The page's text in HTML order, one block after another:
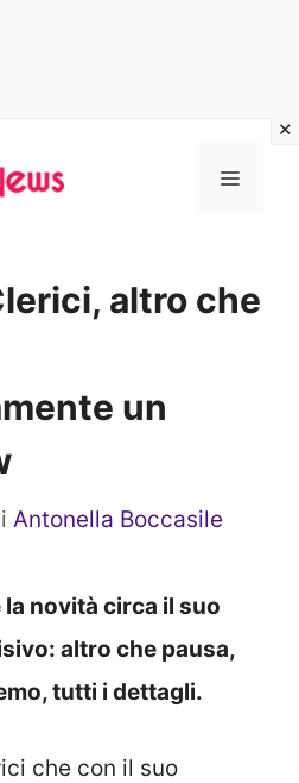
Menu
altro che
un
Antonella Boccasile
novità circa il suo
altro che pausa,
tutti i dettagli.
che con il suo